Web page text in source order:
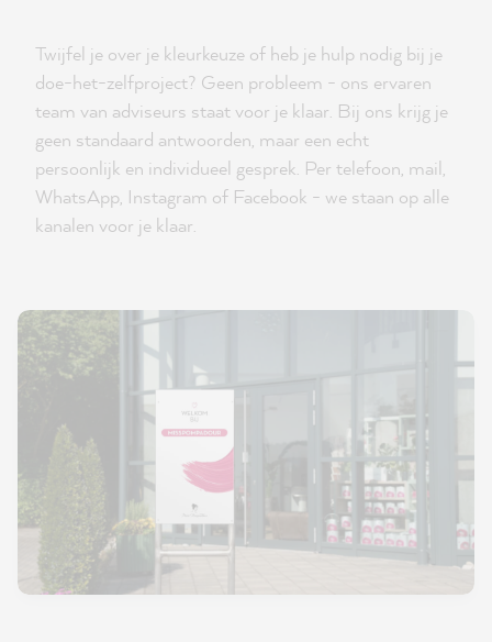
Twijfel je over je kleurkeuze of heb je hulp nodig bij je
doe-het-zelfproject? Geen probleem - ons ervaren
team van adviseurs staat voor je klaar. Bij ons krijg je
geen standaard antwoorden, maar een echt
persoonlijk en individueel gesprek. Per telefoon, mail,
WhatsApp, Instagram of Facebook - we staan op alle
kanalen voor je klaar.